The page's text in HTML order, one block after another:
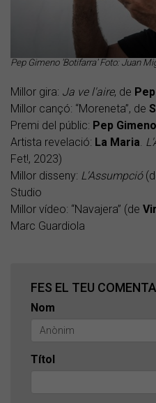
Pep Gimeno 'Botifarra' Foto: Juan
Millor gira: Ja ve l'aire, de
Millor cançó: “Moreneta”, de
Premi del públic: Pep
Artista revelació: La Maria
Fet!, 2023)
Millor disseny: L'Assumpció
Studio
Millor vídeo: “Navajera” (de
Marc Guardiola
FES EL TEU
Nom
Títol